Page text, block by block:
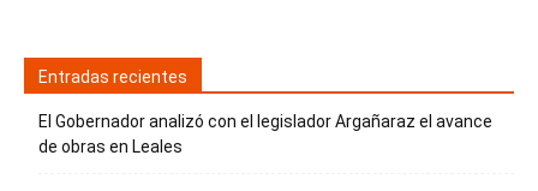
Entradas recientes
El Gobernador analizó con el legislador Argañaraz el avance
de obras en Leales